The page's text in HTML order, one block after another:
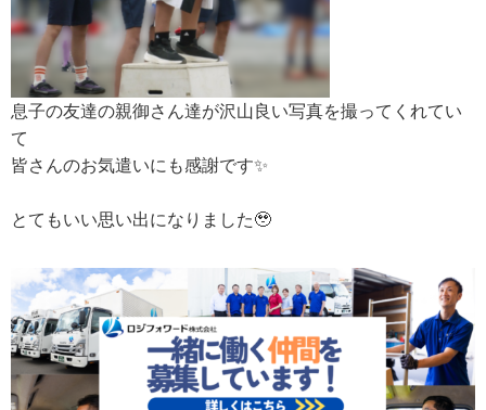
息子の友達の親御さん達が沢山良い写真を撮ってくれてい
て
皆さんのお気遣いにも感謝です✨
とてもいい思い出になりました🥹